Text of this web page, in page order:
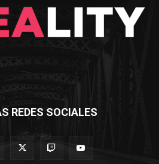
REDES SOCIALES